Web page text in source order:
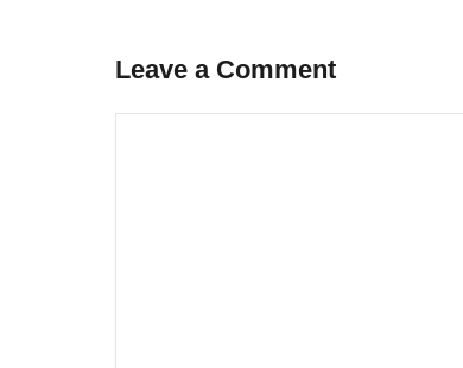
Leave a Comment